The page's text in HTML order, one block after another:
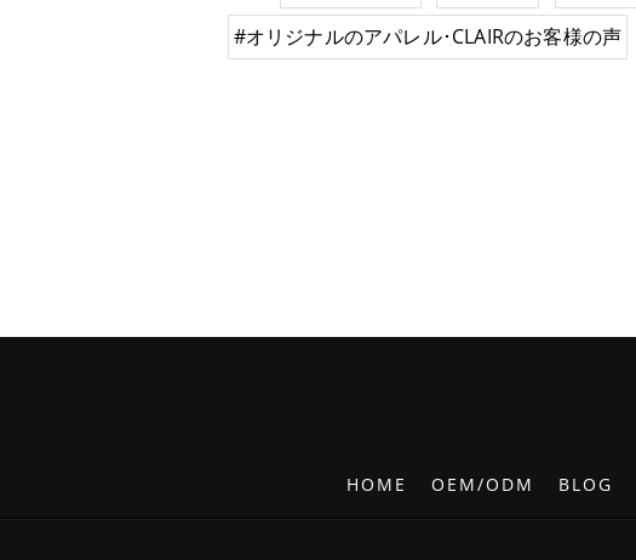
#オリジナルのアパレル･CLAIRのお客様の声
HOME OEM/ODM BLOG